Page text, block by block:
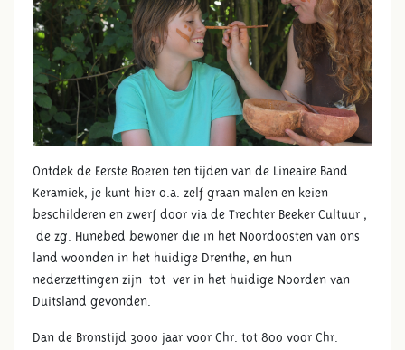
Ontdek de Eerste Boeren ten tijden van de Lineaire Band
Keramiek, je kunt hier o.a. zelf graan malen en keien
beschilderen en zwerf door via de Trechter Beeker Cultuur ,
de zg. Hunebed bewoner die in het Noordoosten van ons
land woonden in het huidige Drenthe, en hun
nederzettingen zijn tot ver in het huidige Noorden van
Duitsland gevonden.
Dan de Bronstijd 3000 jaar voor Chr. tot 800 voor Chr.